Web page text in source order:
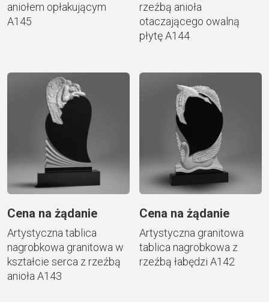
aniołem opłakującym
A145
rzeźbą anioła
otaczającego owalną
płytę A144
Cena na żądanie
Artystyczna tablica
nagrobkowa granitowa w
kształcie serca z rzeźbą
anioła A143
Cena na żądanie
Artystyczna granitowa
tablica nagrobkowa z
rzeźbą łabędzi A142